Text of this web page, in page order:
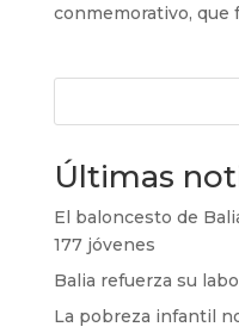
conmemorativo, que
Últimas
El baloncesto de
177 jóvenes
Balia refuerza su
La pobreza infantil